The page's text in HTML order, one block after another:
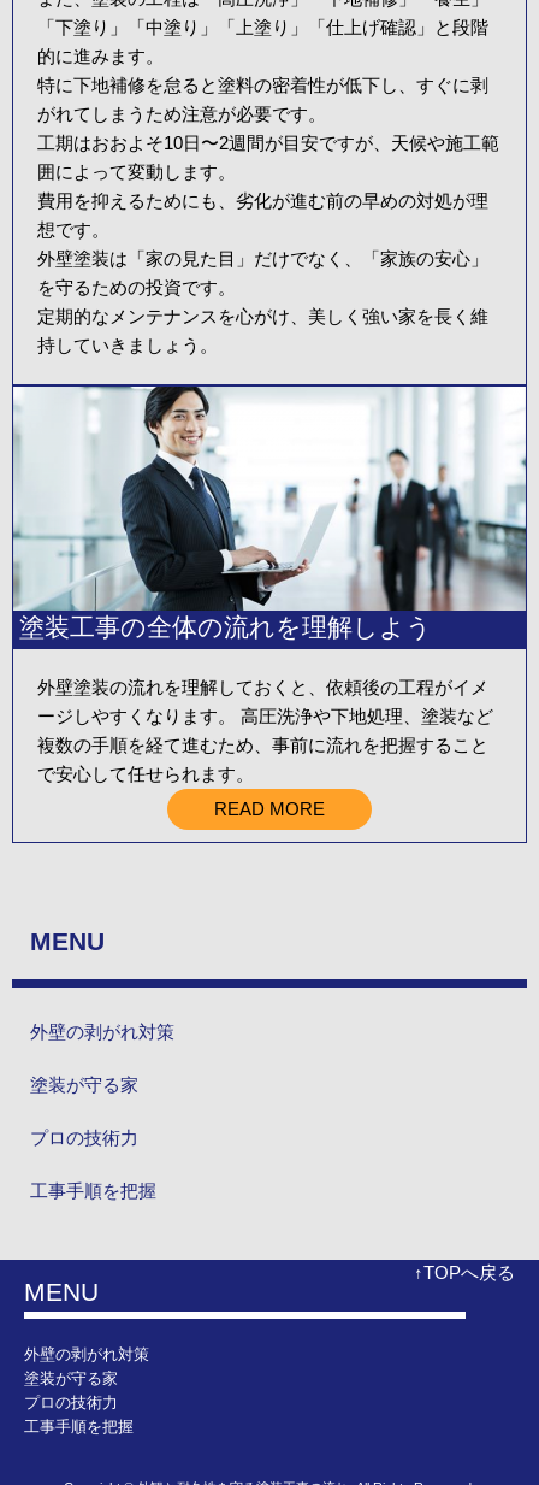
「下塗り」「中塗り」「上塗り」「仕上げ確認」と段階
的に進みます。
特に下地補修を怠ると塗料の密着性が低下し、すぐに剥
がれてしまうため注意が必要です。
工期はおおよそ10日〜2週間が目安ですが、天候や施工範
囲によって変動します。
費用を抑えるためにも、劣化が進む前の早めの対処が理
想です。
外壁塗装は「家の見た目」だけでなく、「家族の安心」
を守るための投資です。
定期的なメンテナンスを心がけ、美しく強い家を長く維
持していきましょう。
塗装工事の全体の流れを理解しよう
外壁塗装の流れを理解しておくと、依頼後の工程がイメ
ージしやすくなります。 高圧洗浄や下地処理、塗装など
複数の手順を経て進むため、事前に流れを把握すること
で安心して任せられます。
READ MORE
MENU
外壁の剥がれ対策
塗装が守る家
プロの技術力
工事手順を把握
MENU
外壁の剥がれ対策
塗装が守る家
プロの技術力
工事手順を把握
↑TOPへ戻る